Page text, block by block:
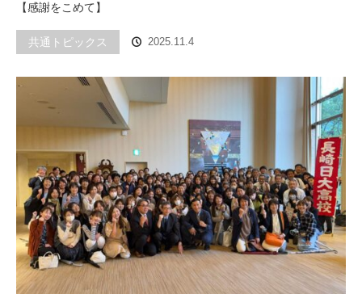
【感謝をこめて】
共通トピックス 2025.11.4